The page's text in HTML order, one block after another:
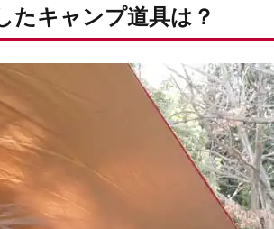
たキャンプ道具は？